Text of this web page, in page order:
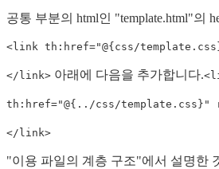
공통 부분의 html인 "template.html"의
<link th:href="@{css/
</link> 아래에 다음을 추가합니다.
th:href="@{../css/template.css}"
</link>
"이용 파일의 계층 구조"에서 설명한